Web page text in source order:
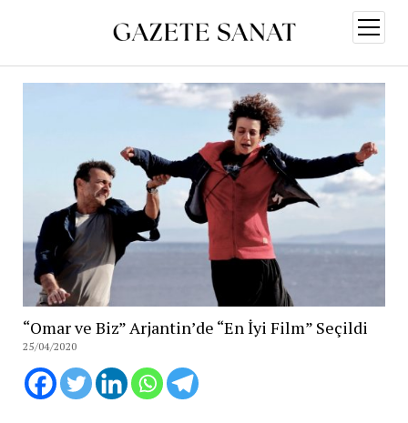
aç
“Omar ve Biz” Arjantin’de “En İyi Film” Seçildi
25/04/2020